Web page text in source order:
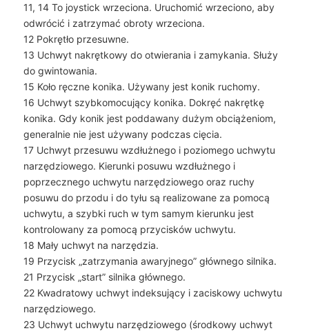
11, 14 To joystick wrzeciona. Uruchomić wrzeciono, aby
odwrócić i zatrzymać obroty wrzeciona.
12 Pokrętło przesuwne.
13 Uchwyt nakrętkowy do otwierania i zamykania. Służy
do gwintowania.
15 Koło ręczne konika. Używany jest konik ruchomy.
16 Uchwyt szybkomocujący konika. Dokręć nakrętkę
konika. Gdy konik jest poddawany dużym obciążeniom,
generalnie nie jest używany podczas cięcia.
17 Uchwyt przesuwu wzdłużnego i poziomego uchwytu
narzędziowego. Kierunki posuwu wzdłużnego i
poprzecznego uchwytu narzędziowego oraz ruchy
posuwu do przodu i do tyłu są realizowane za pomocą
uchwytu, a szybki ruch w tym samym kierunku jest
kontrolowany za pomocą przycisków uchwytu.
18 Mały uchwyt na narzędzia.
19 Przycisk „zatrzymania awaryjnego” głównego silnika.
21 Przycisk „start” silnika głównego.
22 Kwadratowy uchwyt indeksujący i zaciskowy uchwytu
narzędziowego.
23 Uchwyt uchwytu narzędziowego (środkowy uchwyt